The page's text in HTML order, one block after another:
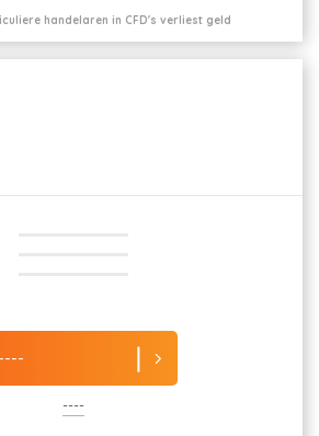
handelaren in CFD's verliest geld
----